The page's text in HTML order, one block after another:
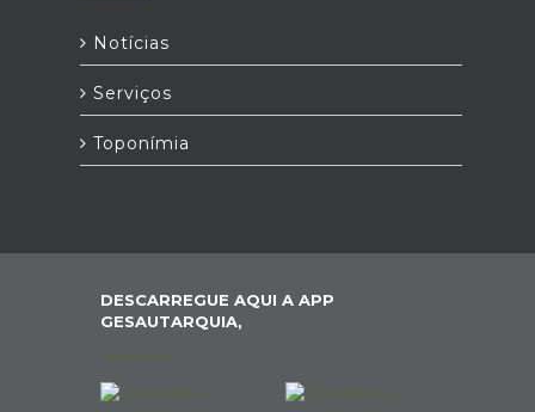
Notícias
Serviços
Toponímia
DESCARREGUE AQUI A APP
GESAUTARQUIA,